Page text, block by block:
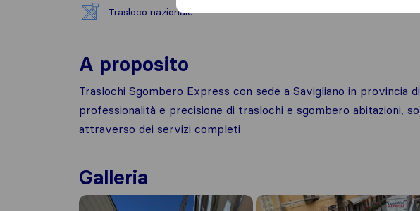
Trasloco nazionale
A proposito
Traslochi Sgombero Express con sede a Savigliano in provincia
professionalità e precisione di traslochi e sgombero abitazioni,
attraverso dei servizi completi
Galleria